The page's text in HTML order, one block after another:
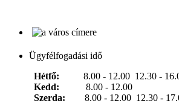
Ügyfélfogadási idő
Hétfő:
8.00 - 12.00 12.30 -
Kedd: 8.00 - 12.00
Szerda: 8.00 - 12.00 12.30 -